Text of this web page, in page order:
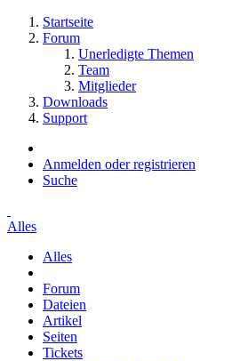
Startseite
Forum
Unerledigte Themen
Team
Mitglieder
Downloads
Support
Anmelden oder registrieren
Suche
Alles
Alles
Forum
Dateien
Artikel
Seiten
Tickets